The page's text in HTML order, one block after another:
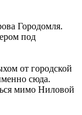
Городомля.
под
от городской
сюда.
мимо Ниловой